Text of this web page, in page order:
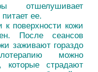
отшелушивает
ее.
к поверхности кожи
После сеансов
заживают гораздо
можно
которые страдают